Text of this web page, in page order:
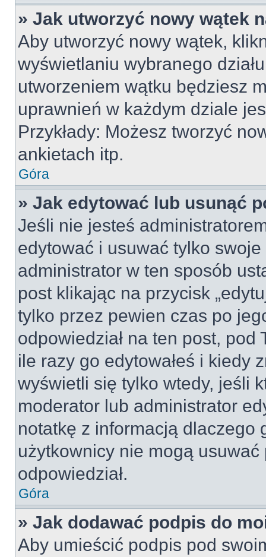
» Jak utworzyć nowy wątek
Aby utworzyć nowy wątek,
wyświetlaniu wybranego
utworzeniem wątku będziesz
uprawnień w każdym dziale
Przykłady: Możesz tworzyć
ankietach itp.
Góra
» Jak edytować lub usunąć
Jeśli nie jesteś
edytować i usuwać tylko
administrator w ten sposób
post klikając na przycisk
tylko przez pewien czas po
odpowiedział na ten post,
ile razy go edytowałeś i kiedy
wyświetli się tylko wtedy, jeśli
moderator lub administrator
notatkę z informacją dlaczego
użytkownicy nie mogą
odpowiedział.
Góra
» Jak dodawać podpis do
Aby umieścić podpis pod